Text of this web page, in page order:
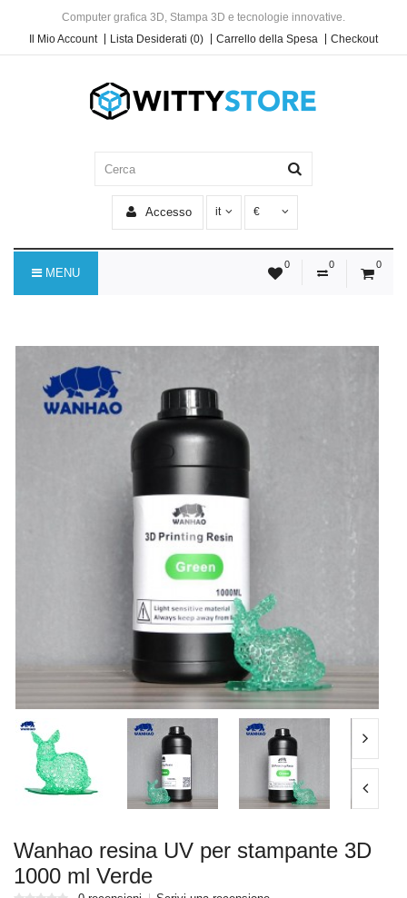
Computer grafica 3D, Stampa 3D e tecnologie innovative.
Il Mio Account
Lista Desiderati (0) Carrello della Spesa Checkout
Accesso it €
0 0 0
MENU
Wanhao resina UV per stampante 3D
1000 ml Verde